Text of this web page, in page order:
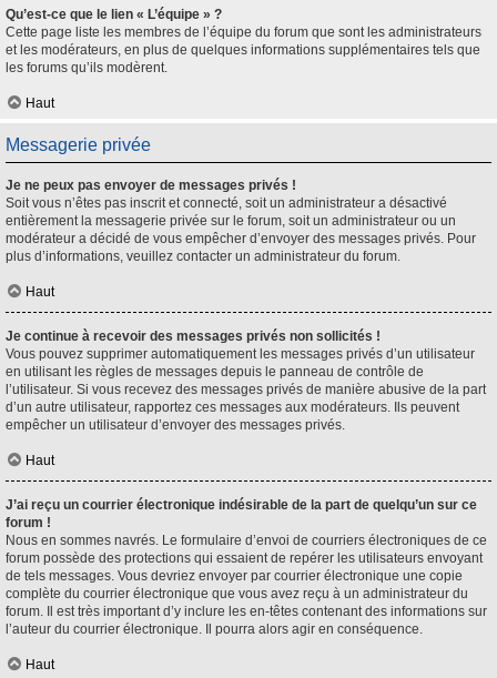
Qu’est-ce que le lien « L’équipe » ?
Cette page liste les membres de l’équipe du forum que sont les administrateurs
et les modérateurs, en plus de quelques informations supplémentaires tels que
les forums qu’ils modèrent.
Haut
Messagerie privée
Je ne peux pas envoyer de messages privés !
Soit vous n’êtes pas inscrit et connecté, soit un administrateur a désactivé
entièrement la messagerie privée sur le forum, soit un administrateur ou un
modérateur a décidé de vous empêcher d’envoyer des messages privés. Pour
plus d’informations, veuillez contacter un administrateur du forum.
Haut
Je continue à recevoir des messages privés non sollicités !
Vous pouvez supprimer automatiquement les messages privés d’un utilisateur
en utilisant les règles de messages depuis le panneau de contrôle de
l’utilisateur. Si vous recevez des messages privés de manière abusive de la part
d’un autre utilisateur, rapportez ces messages aux modérateurs. Ils peuvent
empêcher un utilisateur d’envoyer des messages privés.
Haut
J’ai reçu un courrier électronique indésirable de la part de quelqu’un sur ce
forum !
Nous en sommes navrés. Le formulaire d’envoi de courriers électroniques de ce
forum possède des protections qui essaient de repérer les utilisateurs envoyant
de tels messages. Vous devriez envoyer par courrier électronique une copie
complète du courrier électronique que vous avez reçu à un administrateur du
forum. Il est très important d’y inclure les en-têtes contenant des informations sur
l’auteur du courrier électronique. Il pourra alors agir en conséquence.
Haut